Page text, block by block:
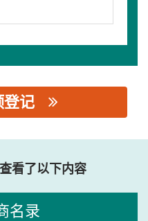
登记
看了以下内容
名录